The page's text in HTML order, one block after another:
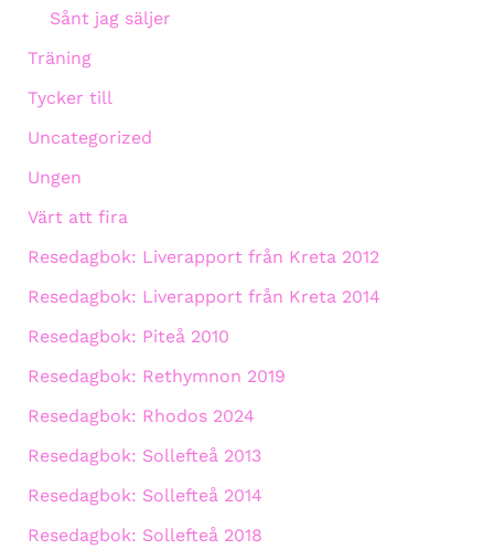
Sånt jag säljer
Träning
Tycker till
Uncategorized
Ungen
Värt att fira
Resedagbok: Liverapport från Kreta 2012
Resedagbok: Liverapport från Kreta 2014
Resedagbok: Piteå 2010
Resedagbok: Rethymnon 2019
Resedagbok: Rhodos 2024
Resedagbok: Sollefteå 2013
Resedagbok: Sollefteå 2014
Resedagbok: Sollefteå 2018